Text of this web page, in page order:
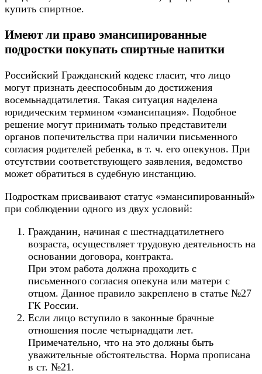
купить спиртное.
Имеют ли право эмансипированные
подростки покупать спиртные напитки
Российский Гражданский кодекс гласит, что лицо
могут признать дееспособным до достижения
восемьнадцатилетия. Такая ситуация наделена
юридическим термином «эмансипация». Подобное
решение могут принимать только представители
органов попечительства при наличии письменного
согласия родителей ребенка, в т. ч. его опекунов. При
отсутствии соответствующего заявления, ведомство
может обратиться в судебную инстанцию.
Подросткам присваивают статус «эмансипированный»
при соблюдении одного из двух условий:
Гражданин, начиная с шестнадцатилетнего
возраста, осуществляет трудовую деятельность на
основании договора, контракта.
При этом работа должна проходить с
письменного согласия опекуна или матери с
отцом. Данное правило закреплено в статье №27
ГК России.
Если лицо вступило в законные брачные
отношения после четырнадцати лет.
Примечательно, что на это должны быть
уважительные обстоятельства. Норма прописана
в ст. №21.